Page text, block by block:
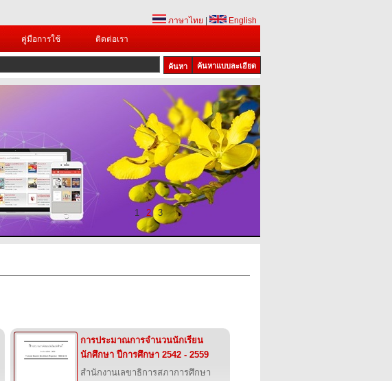
ภาษาไทย
English
คู่มือการใช้ ติดต่อเรา
ค้นหาแบบละเอียด
1 2 3
การประมาณการจำนวนนักเรียน
นักศึกษา ปีการศึกษา 2542 - 2559
สำนักงานเลขาธิการสภาการศึกษา